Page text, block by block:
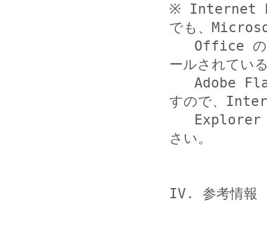
※ Internet
でも、
ールされてい
すので、
さい。
IV. 参考情報